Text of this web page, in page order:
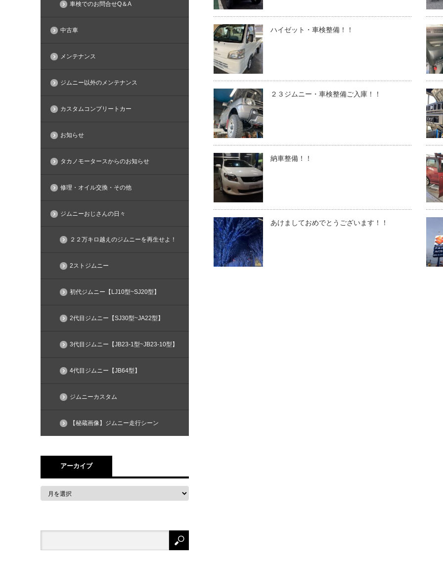
ハイゼット・車検整備！！
２３ジムニー・車検整備ご入庫！！
納車整備！！
あけましておめでとうございます！！
車検でのお問合せQ＆A
中古車
メンテナンス
ジムニー以外のメンテナンス
カスタムコンプリートカー
お知らせ
タカノモータースからのお知らせ
修理・オイル交換・その他
ジムニーおじさんの日々
２２万キロ越えのジムニーを再生せよ！
2ストジムニー
初代ジムニー【LJ10型~SJ20型】
2代目ジムニー【SJ30型~JA22型】
3代目ジムニー【JB23-1型~JB23-10型】
4代目ジムニー【JB64型】
ジムニーカスタム
【秘蔵画像】ジムニー走行シーン
アーカイブ